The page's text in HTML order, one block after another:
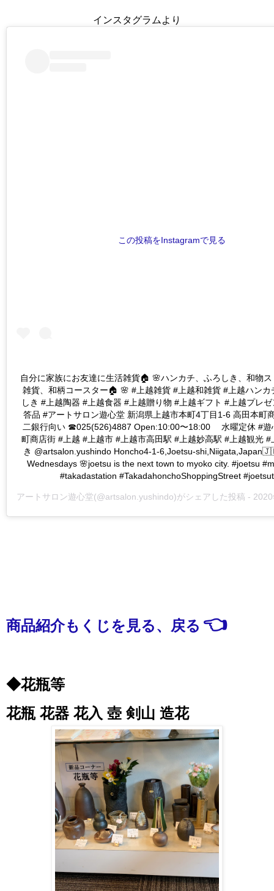
インスタグラムより
この投稿をInstagramで見る
自分に家族にお友達に生活雑貨🏠 🌸ハンカチ、ふろしき、和物
雑貨、和柄コースター🏠 🌸 #上越雑貨 #上越和雑貨 #上越ハンカ
しき #上越陶器 #上越食器 #上越贈り物 #上越ギフト #上越プレ
答品 #アートサロン遊心堂 新潟県上越市本町4丁目1-6 高田本
二銀行向い ☎025(526)4887 Open:10:00〜18:00 水曜定休 #遊
町商店街 #上越 #上越市 #上越市高田駅 #上越妙高駅 #上越観光 #
き @artsalon.yushindo Honcho4-1-6,Joetsu-
Wednesdays 🌸joetsu is the next town to myoko city. #joetsu
#takadastation #TakadahonchoShoppingStreet
アートサロン遊心堂(@artsalon.yushindo)がシェアした投稿 - 2020年 3
商品紹介もくじを見る、戻る 👈
◆花瓶等
花瓶 花器 花入 壺 剣山 造花